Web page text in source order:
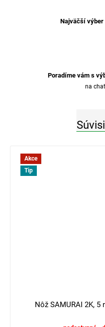
Najväčší výber
Poradíme vám s
na
Akce
Tip
Nôž SAMURAI 2K,